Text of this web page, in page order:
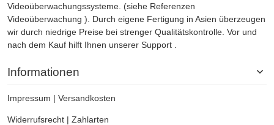
Videoüberwachungssysteme. (siehe Referenzen
Videoüberwachung ). Durch eigene Fertigung in Asien überzeugen
wir durch niedrige Preise bei strenger Qualitätskontrolle. Vor und
nach dem Kauf hilft Ihnen unserer Support .
Informationen
Impressum | Versandkosten
Widerrufsrecht | Zahlarten